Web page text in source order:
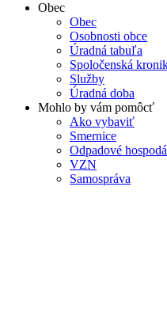
Obec
Obec
Osobnosti obce
Úradná tabuľa
Spoločenská
Služby
Úradná doba
Mohlo by vám pomôcť
Ako vybaviť
Smernice
Odpadové
VZN
Samospráva